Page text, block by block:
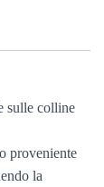
sulle colline
proveniente
la